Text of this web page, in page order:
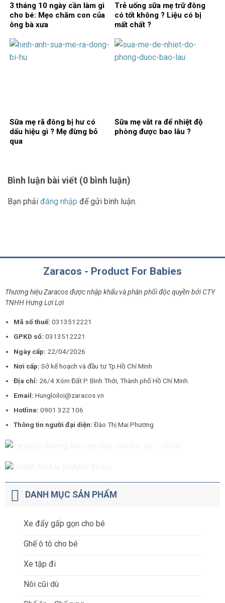
3 tháng 10 ngày cần làm gì
cho bé: Mẹo chăm con của
ông bà xưa
Trẻ uống sữa mẹ trữ đông
có tốt không ? Liệu có bị
mất chất ?
Sữa mẹ rã đông bị hư có
dấu hiệu gì ? Mẹ đừng bỏ
qua
Sữa mẹ vắt ra để nhiệt độ
phòng được bao lâu ?
Bình luận bài viết (0 bình luận)
Bạn phải đăng nhập để gửi bình luận.
Zaracos - Product For Babies
Thương hiệu Zaracos được nhập khẩu và phân phối độc quyền bởi CTY
TNHH Hưng Lợi Lợi
Mã số thuế: 0313512221
GPKD số:0313512221
Ngày cấp: 22/04/2026
Nơi cấp:Sở kế hoạch và đầu tư Tp.Hồ Chí Minh
Địa chỉ: 26/4 Xóm Đất P. Bình Thới, Thành phố Hồ Chí Minh.
Email:Hungloiloi@zaracos.vn
Hotline:0901 322 106
Thông tin người đại diện:Đào Thị Mai Phương
DANH MỤC SẢN PHẨM
Xe đẩy gấp gọn cho bé
Ghế ô tô cho bé
Xe tập đi
Nôi cũi dù